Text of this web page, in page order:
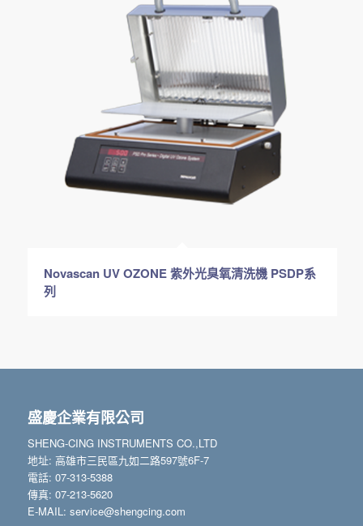
Novascan UV OZONE 紫外光臭氧清洗機 PSDP系
列
盛慶企業有限公司
SHENG-CING INSTRUMENTS CO.,LTD
地址: 高雄市三民區九如二路597號6F-7
電話: 07-313-5388
傳真: 07-213-5620
E-MAIL: service@shengcing.com